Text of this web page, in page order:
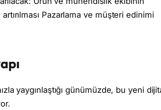
Pazarlama ve müşteri edinimi
yaygınlaştığı günümüzde, bu yeni